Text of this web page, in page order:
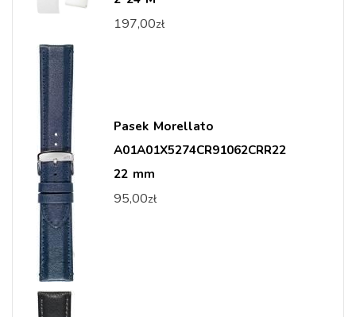
197,00zł
Pasek Morellato
A01A01X5274CR91062CRR22
22 mm
95,00zł